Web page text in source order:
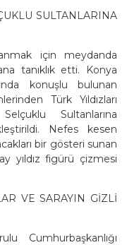
SULTANLARINA
için meydanda
tanıklık etti. Konya
konuşlu bulunan
Türk Yıldızları
Sultanlarına
Nefes kesen
bir gösteri sunan
ay yıldız figürü çizmesi
VE SARAYIN GİZLİ
Cumhurbaşkanlığı